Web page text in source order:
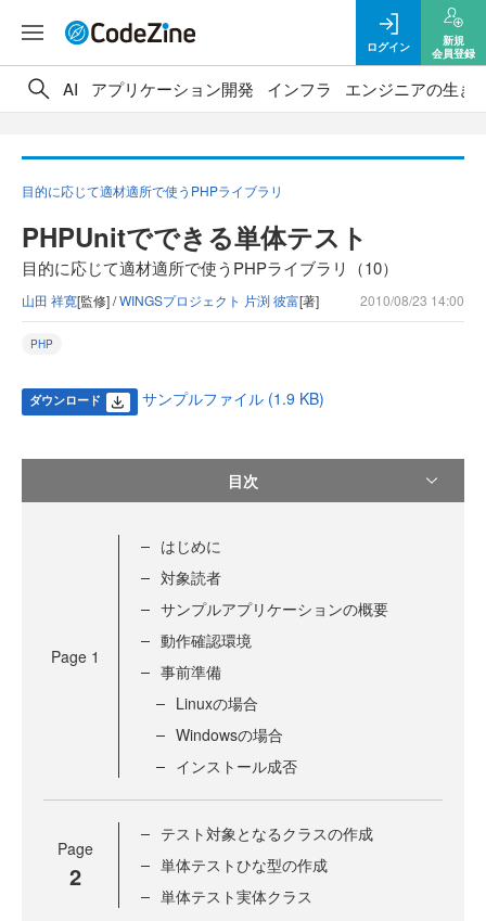
ログイン
新規
会員登録
AI アプリケーション開発 インフラ エンジニアの生き
目的に応じて適材適所で使うPHPライブラリ
PHPUnitでできる単体テスト
目的に応じて適材適所で使うPHPライブラリ（10）
山田 祥寛[監修] /WINGSプロジェクト 片渕 彼富[著] 2010/08/23 14:00
PHP
ダウンロード サンプルファイル (1.9 KB)
目次
Page 1
はじめに
対象読者
サンプルアプリケーションの概要
動作確認環境
事前準備
Linuxの場合
Windowsの場合
インストール成否
Page
2
テスト対象となるクラスの作成
単体テストひな型の作成
単体テスト実体クラス